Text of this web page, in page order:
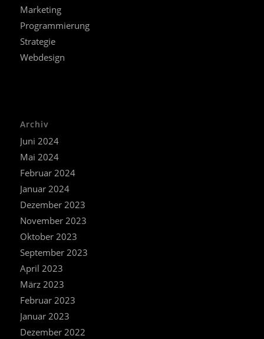
Marketing
Programmierung
Strategie
Webdesign
Archiv
Juni 2024
Mai 2024
Februar 2024
Januar 2024
Dezember 2023
November 2023
Oktober 2023
September 2023
April 2023
März 2023
Februar 2023
Januar 2023
Dezember 2022